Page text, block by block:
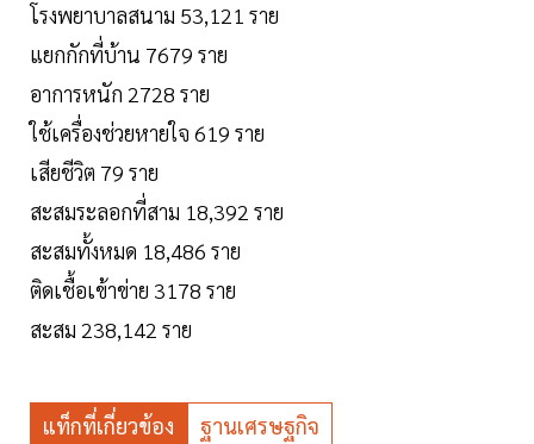
โรงพยาบาลสนาม 53,121 ราย
แยกกักที่บ้าน 7679 ราย
อาการหนัก 2728 ราย
ใช้เครื่องช่วยหายใจ 619 ราย
เสียชีวิต 79 ราย
สะสมระลอกที่สาม 18,392 ราย
สะสมทั้งหมด 18,486 ราย
ติดเชื้อเข้าข่าย 3178 ราย
สะสม 238,142 ราย
แท็กที่เกี่ยวข้อง
ฐานเศรษฐกิจ